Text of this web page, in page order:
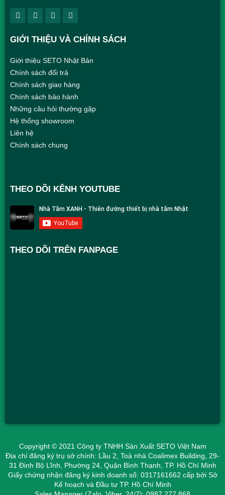
GIỚI THIỆU VÀ CHÍNH SÁCH
Giới thiệu SETO Nhật Bản
Chính sách đổi trả
Chính sách giao hàng
Chính sách bảo hành
Những câu hỏi thường gặp
Hệ thống showroom
Liên hệ
Chính sách chung
THEO DÕI KÊNH YOUTUBE
THEO DÕI TRÊN FANPAGE
Copyright © 2021 Công ty TNHH Sản Xuất SETO Việt Nam
Địa chỉ đăng ký trụ sở chính: Lầu 2, Toà nhà Coalimex Building, 29-
31 Đinh Bộ Lĩnh, Phường 24, Quận Bình Thạnh, TP. Hồ Chí Minh
Giấy chứng nhận đăng ký kinh doanh số: 0317161662 cấp bởi Sở
Kế hoạch và Đầu tư TP. Hồ Chí Minh